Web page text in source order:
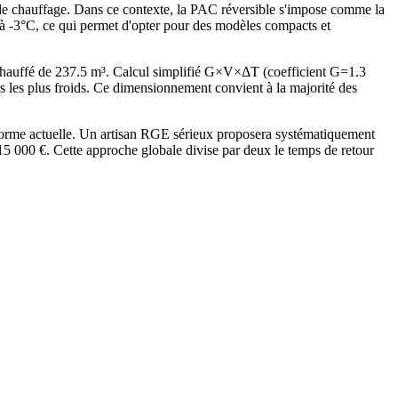
chauffage. Dans ce contexte, la PAC réversible s'impose comme la
3°C, ce qui permet d'opter pour des modèles compacts et
de 237.5 m³. Calcul simplifié G×V×ΔT (coefficient G=1.3
plus froids. Ce dimensionnement convient à la majorité des
actuelle. Un artisan RGE sérieux proposera systématiquement
000 €. Cette approche globale divise par deux le temps de retour